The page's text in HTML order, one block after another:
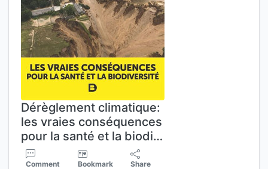
Dérèglement climatique:
les vraies conséquences
pour la santé et la biodi…
Comment Bookmark Share